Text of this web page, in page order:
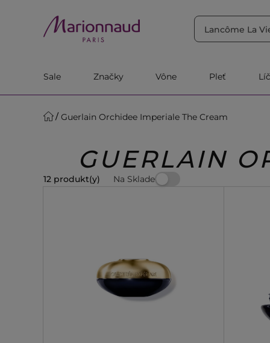
Sale Značky Vône Pleť
Guerlain Orchidee Imperiale The Cream
GUERLAIN
12 produkt(y) Na Sklade